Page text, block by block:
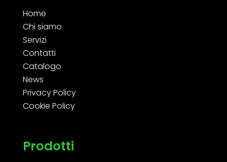
Home
Chi siamo
Servizi
Contatti
Catalogo
News
Privacy Policy
Cookie Policy
Prodotti